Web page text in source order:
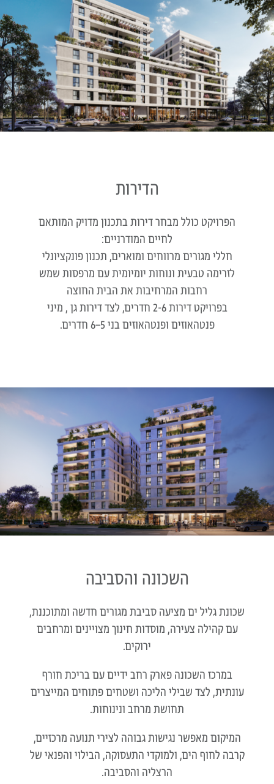
הדירות
הפרויקט כולל מבחר דירות בתכנון מדויק המותאם
לחיים המודרניים:
חללי מגורים מרווחים ומוארים, תכנון פונקציונלי
לזרימה טבעית ונוחות יומיומית עם מרפסות שמש
רחבות המרחיבות את הבית החוצה
בפרויקט דירות 2-6 חדרים, לצד דירות גן , מיני
פנטהאוזים ופנטהאוזים בני 5–6 חדרים.
השכונה והסביבה
שכונת גליל ים מציעה סביבת מגורים חדשה ומתוכננת,
עם קהילה צעירה, מוסדות חינוך מצויינים ומרחבים
ירוקים.
במרכז השכונה פארק רחב ידיים עם בריכת חורף
עונתית, לצד שבילי הליכה ושטחים פתוחים המייצרים
תחושת מרחב ונינוחות.
המיקום מאפשר נגישות גבוהה לצירי תנועה מרכזיים,
קרבה לחוף הים, ולמוקדי התעסוקה, הבילוי והפנאי של
הרצליה והסביבה.